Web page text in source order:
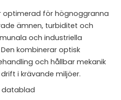
optimerad för högnoggranna
ämnen, turbiditet och
och industriella
kombinerar optisk
och hållbar mekanik
i krävande miljöer.
datablad